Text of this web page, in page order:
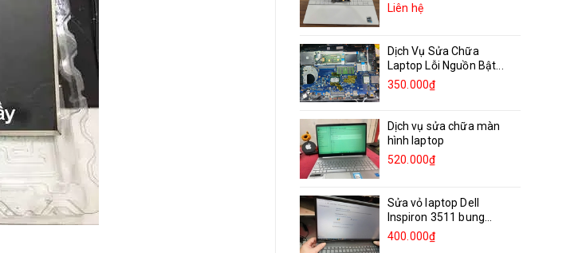
Liên hệ
Dịch Vụ Sửa Chữa
Laptop Lỗi Nguồn Bật...
350.000₫
Dịch vụ sửa chữa màn
hình laptop
520.000₫
Sửa vỏ laptop Dell
Inspiron 3511 bung
bản...
400.000₫